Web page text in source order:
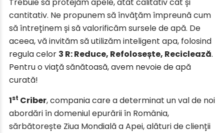
Trebuie să protejăm apele, atât calitativ cât și
cantitativ. Ne propunem să învățăm împreună cum
să întreținem și să valorificăm sursele de apă. De
aceea, vă invităm să utilizăm inteligent apa, folosind
regula celor 3 R: Reduce, Refolosește, Reciclează.
Pentru o viață sănătoasă, avem nevoie de apă
curată!
1st Criber, compania care a determinat un val de noi
abordări în domeniul epurării în România,
sărbătorește Ziua Mondială a Apei, alături de clienții